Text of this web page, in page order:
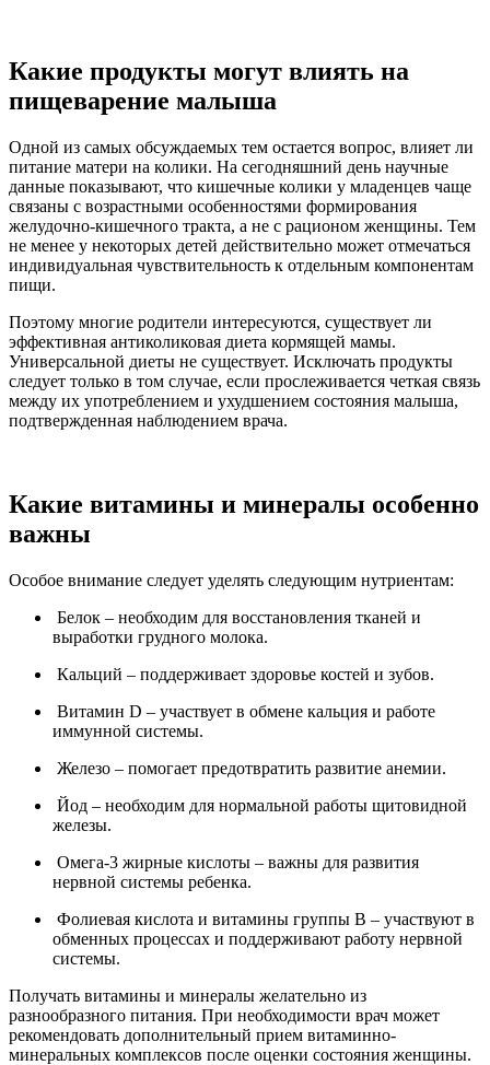
Какие продукты могут влиять на
пищеварение малыша
Одной из самых обсуждаемых тем остается вопрос, влияет ли
питание матери на колики. На сегодняшний день научные
данные показывают, что кишечные колики у младенцев чаще
связаны с возрастными особенностями формирования
желудочно-кишечного тракта, а не с рационом женщины. Тем
не менее у некоторых детей действительно может отмечаться
индивидуальная чувствительность к отдельным компонентам
пищи.
Поэтому многие родители интересуются, существует ли
эффективная антиколиковая диета кормящей мамы.
Универсальной диеты не существует. Исключать продукты
следует только в том случае, если прослеживается четкая связь
между их употреблением и ухудшением состояния малыша,
подтвержденная наблюдением врача.
Какие витамины и минералы особенно
важны
Особое внимание следует уделять следующим нутриентам:
Белок – необходим для восстановления тканей и
выработки грудного молока.
Кальций – поддерживает здоровье костей и зубов.
Витамин D – участвует в обмене кальция и работе
иммунной системы.
Железо – помогает предотвратить развитие анемии.
Йод – необходим для нормальной работы щитовидной
железы.
Омега-3 жирные кислоты – важны для развития
нервной системы ребенка.
Фолиевая кислота и витамины группы В – участвуют в
обменных процессах и поддерживают работу нервной
системы.
Получать витамины и минералы желательно из
разнообразного питания. При необходимости врач может
рекомендовать дополнительный прием витаминно-
минеральных комплексов после оценки состояния женщины.